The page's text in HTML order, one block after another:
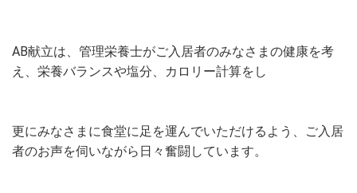
AB献立は、管理栄養士がご入居者のみなさまの健康を考
え、栄養バランスや塩分、カロリー計算をし
更にみなさまに食堂に足を運んでいただけるよう、ご入居
者のお声を伺いながら日々奮闘しています。